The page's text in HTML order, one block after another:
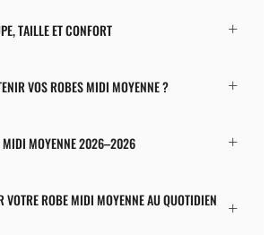
TAILLE ET CONFORT
VOS ROBES MIDI MOYENNE ?
MIDI MOYENNE 2026–2026
VOTRE ROBE MIDI MOYENNE AU QUOTIDIEN